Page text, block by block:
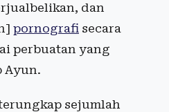
dan
pornografi secara
perbuatan yang
Ayun.
sejumlah